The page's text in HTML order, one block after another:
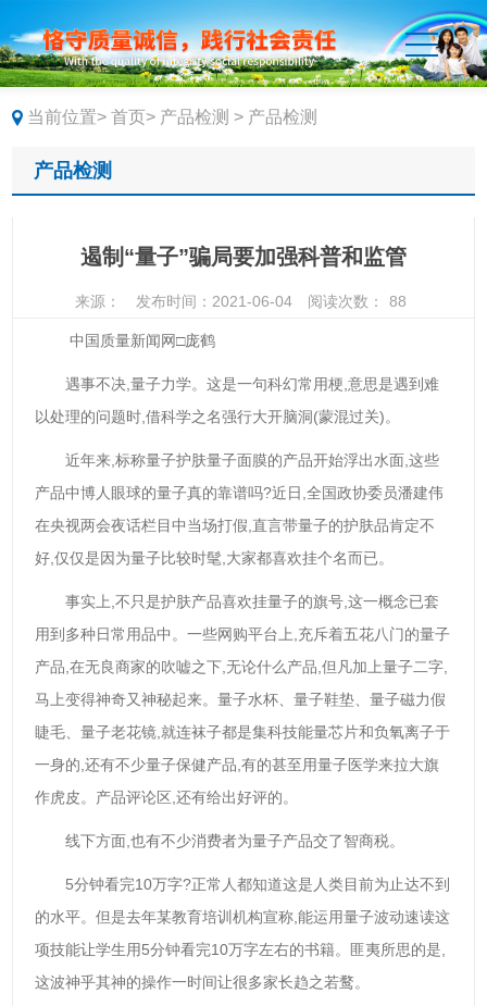
当前位置>首页> 产品检测 > 产品检测
产品检测
遏制“量子”骗局要加强科普和监管
来源： 发布时间：2021-06-04 阅读次数： 88
中国质量新闻网□庞鹤
遇事不决,量子力学。这是一句科幻常用梗,意思是遇到难
以处理的问题时,借科学之名强行大开脑洞(蒙混过关)。
近年来,标称量子护肤量子面膜的产品开始浮出水面,这些
产品中博人眼球的量子真的靠谱吗?近日,全国政协委员潘建伟
在央视两会夜话栏目中当场打假,直言带量子的护肤品肯定不
好,仅仅是因为量子比较时髦,大家都喜欢挂个名而已。
事实上,不只是护肤产品喜欢挂量子的旗号,这一概念已套
用到多种日常用品中。一些网购平台上,充斥着五花八门的量子
产品,在无良商家的吹嘘之下,无论什么产品,但凡加上量子二字,
马上变得神奇又神秘起来。量子水杯、量子鞋垫、量子磁力假
睫毛、量子老花镜,就连袜子都是集科技能量芯片和负氧离子于
一身的,还有不少量子保健产品,有的甚至用量子医学来拉大旗
作虎皮。产品评论区,还有给出好评的。
线下方面,也有不少消费者为量子产品交了智商税。
5分钟看完10万字?正常人都知道这是人类目前为止达不到
的水平。但是去年某教育培训机构宣称,能运用量子波动速读这
项技能让学生用5分钟看完10万字左右的书籍。匪夷所思的是,
这波神乎其神的操作一时间让很多家长趋之若鹜。